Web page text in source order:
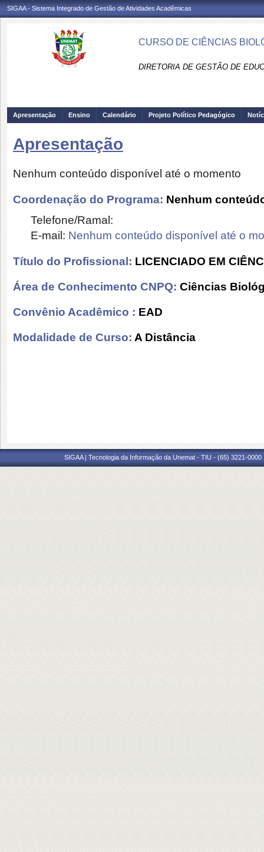
SIGAA - Sistema Integrado de Gestão de Atividades Acadêmicas
CURSO DE CIÊNCIAS
DIRETORIA DE GESTÃO DE
Apresentação Ensino Calendário Projeto Político Pedagógico
Apresentação
Nenhum conteúdo disponível até o momento
Coordenação do Programa: Nenhum
Telefone/Ramal:
E-mail: Nenhum conteúdo disponível até o
Título do Profissional: LICENCIADO EM
Área de Conhecimento CNPQ: Ciências
Convênio Acadêmico : EAD
Modalidade de Curso: A Distância
SIGAA | Tecnologia da Informação da Unemat - TIU - (65) 3221-